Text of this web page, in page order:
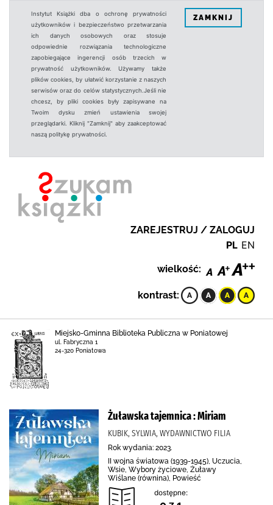
Instytut Książki dba o ochronę prywatności
użytkowników i bezpieczeństwo przetwarzania
ich danych osobowych oraz stosuje
odpowiednie rozwiązania technologiczne
zapobiegające ingerencji osób trzecich w
prywatność użytkowników. Używamy także
plików cookies, by ułatwić korzystanie z naszych
serwisów oraz do celów statystycznych.Jeśli nie
chcesz, by pliki cookies były zapisywane na
Twoim dysku zmień ustawienia swojej
przeglądarki. Kliknij "Zamknij" aby zaakceptować
naszą politykę prywatności.
ZAMKNIJ
ZAREJESTRUJ / ZALOGUJ
PL EN
wielkość:
kontrast:
Miejsko-Gminna Biblioteka Publiczna w Poniatowej
ul. Fabryczna 1
24-320 Poniatowa
Żuławska tajemnica : Miriam
KUBIK, SYLWIA, WYDAWNICTWO FILIA
Rok wydania: 2023.
II wojna światowa (1939-1945), Uczucia,
Wsie, Wybory życiowe, Żuławy
Wiślane (równina), Powieść
dostępne: